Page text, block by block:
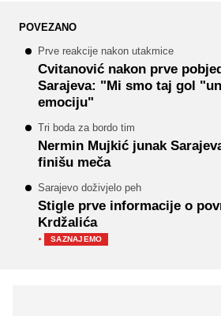
POVEZANO
Prve reakcije nakon utakmice
Cvitanović nakon prve
Sarajeva: "Mi smo taj gol
emociju"
Tri boda za bordo tim
Nermin Mujkić junak
finišu meča
Sarajevo doživjelo peh
Stigle prve informacije o
Krdžalića
· SAZNAJEMO